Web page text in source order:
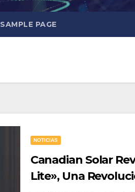
SAMPLE PAGE
NOTICIAS
Canadian Solar
Lite», Una